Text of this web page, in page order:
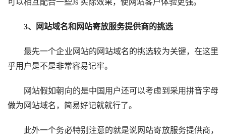
可以相互配合一些Js 实际效果，使网站客户体验更强。
3、网站域名和网站寄放服务提供商的挑选
最先一个企业网站的网站域名的挑选较为关键，在这里
乎用户是不是非常容易记牢。
网站假如朝向的是中国用户还可以考虑到采用拼音字母
做为网站域名，简易好记就就行了。
此外一个务必特别注意的就是说网站寄放服务提供商，